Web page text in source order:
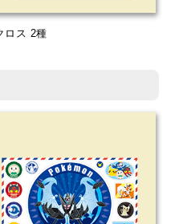
ロス 2種